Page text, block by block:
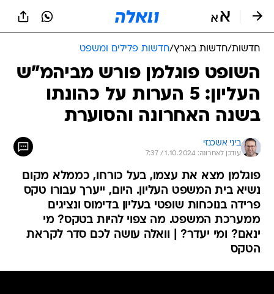
חדשות/חדשות בארץ/חדשות פלילים ומשפט
השופט פוגלמן פורש מביהמ"ש
העליון: 5 הערות על כהונתו
בשנה האחרונה והסוערת
ביני אשכנזי
עודכן לאחרונה: 1.10.2024 / 7:37
פוגלמן מצא את עצמו, בעל כורחו, כממלא מקום
נשיא בית המשפט העליון. היום, ייערך עבורו טקס
פרידה בנוכחות שופטי בעליון בדימוס ונציגים
ממערכת המשפט. מה צפוי להיות בטקס? מי
ינאם? ומי יעדר? | וואלה עושה לכם סדר לקראת
הטקס